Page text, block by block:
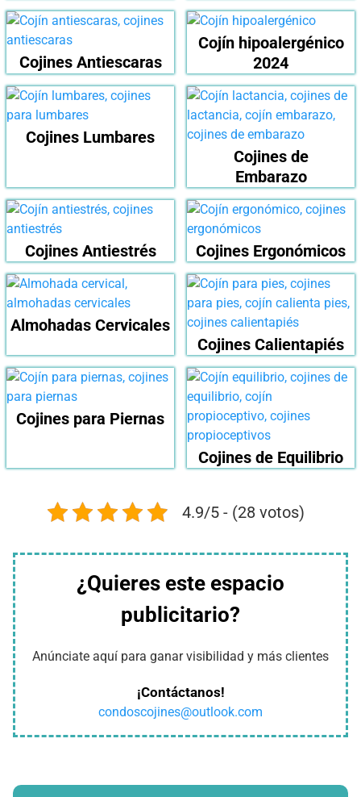
Cojines Antiescaras
Cojín hipoalergénico
2024
Cojines Lumbares
Cojines de
Embarazo
Cojines Antiestrés Cojines Ergonómicos
Almohadas Cervicales
Cojines Calientapiés
Cojines para Piernas
Cojines de Equilibrio
4.9/5 - (28 votos)
¿Quieres este espacio
publicitario?
Anúnciate aquí para ganar visibilidad y más clientes
¡Contáctanos!
condoscojines@outlook.com